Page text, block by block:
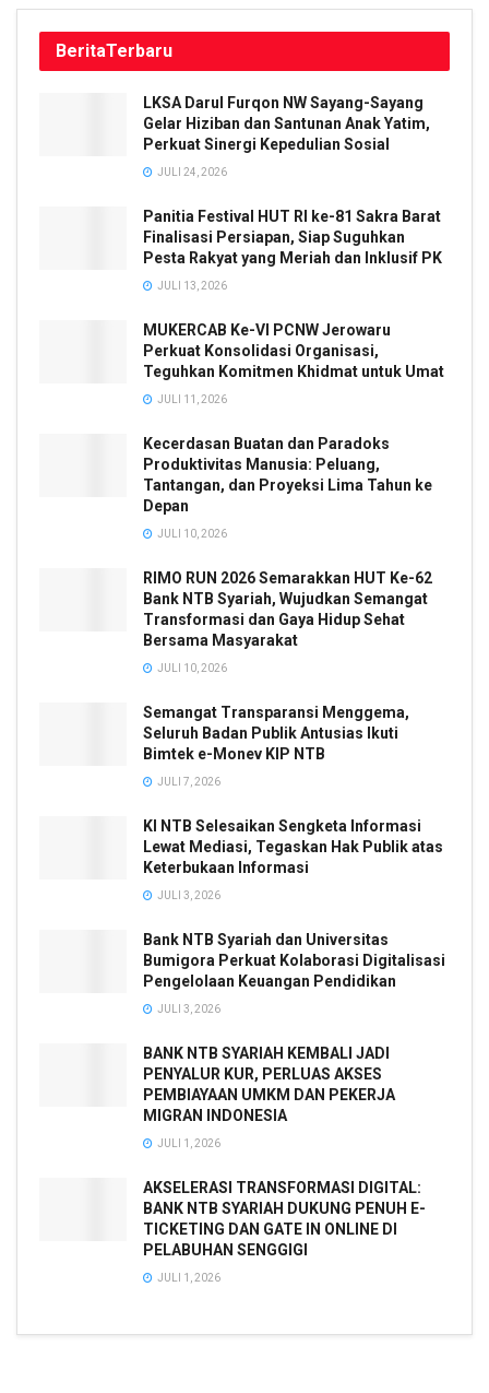
BeritaTerbaru
LKSA Darul Furqon NW Sayang-Sayang
Gelar Hiziban dan Santunan Anak Yatim,
Perkuat Sinergi Kepedulian Sosial
JULI 24, 2026
Panitia Festival HUT RI ke-81 Sakra Barat
Finalisasi Persiapan, Siap Suguhkan
Pesta Rakyat yang Meriah dan Inklusif PK
JULI 13, 2026
MUKERCAB Ke-VI PCNW Jerowaru
Perkuat Konsolidasi Organisasi,
Teguhkan Komitmen Khidmat untuk Umat
JULI 11, 2026
Kecerdasan Buatan dan Paradoks
Produktivitas Manusia: Peluang,
Tantangan, dan Proyeksi Lima Tahun ke
Depan
JULI 10, 2026
RIMO RUN 2026 Semarakkan HUT Ke-62
Bank NTB Syariah, Wujudkan Semangat
Transformasi dan Gaya Hidup Sehat
Bersama Masyarakat
JULI 10, 2026
Semangat Transparansi Menggema,
Seluruh Badan Publik Antusias Ikuti
Bimtek e-Monev KIP NTB
JULI 7, 2026
KI NTB Selesaikan Sengketa Informasi
Lewat Mediasi, Tegaskan Hak Publik atas
Keterbukaan Informasi
JULI 3, 2026
Bank NTB Syariah dan Universitas
Bumigora Perkuat Kolaborasi Digitalisasi
Pengelolaan Keuangan Pendidikan
JULI 3, 2026
BANK NTB SYARIAH KEMBALI JADI
PENYALUR KUR, PERLUAS AKSES
PEMBIAYAAN UMKM DAN PEKERJA
MIGRAN INDONESIA
JULI 1, 2026
AKSELERASI TRANSFORMASI DIGITAL:
BANK NTB SYARIAH DUKUNG PENUH E-
TICKETING DAN GATE IN ONLINE DI
PELABUHAN SENGGIGI
JULI 1, 2026